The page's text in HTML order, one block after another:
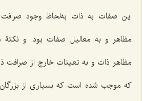
این صفات به ذات به‌لحاظ وجود
مظاهر و به معالیل صفات بود. و
مظاهر ذات و به تعینات خارج از
که موجب شده است که بسیارى از